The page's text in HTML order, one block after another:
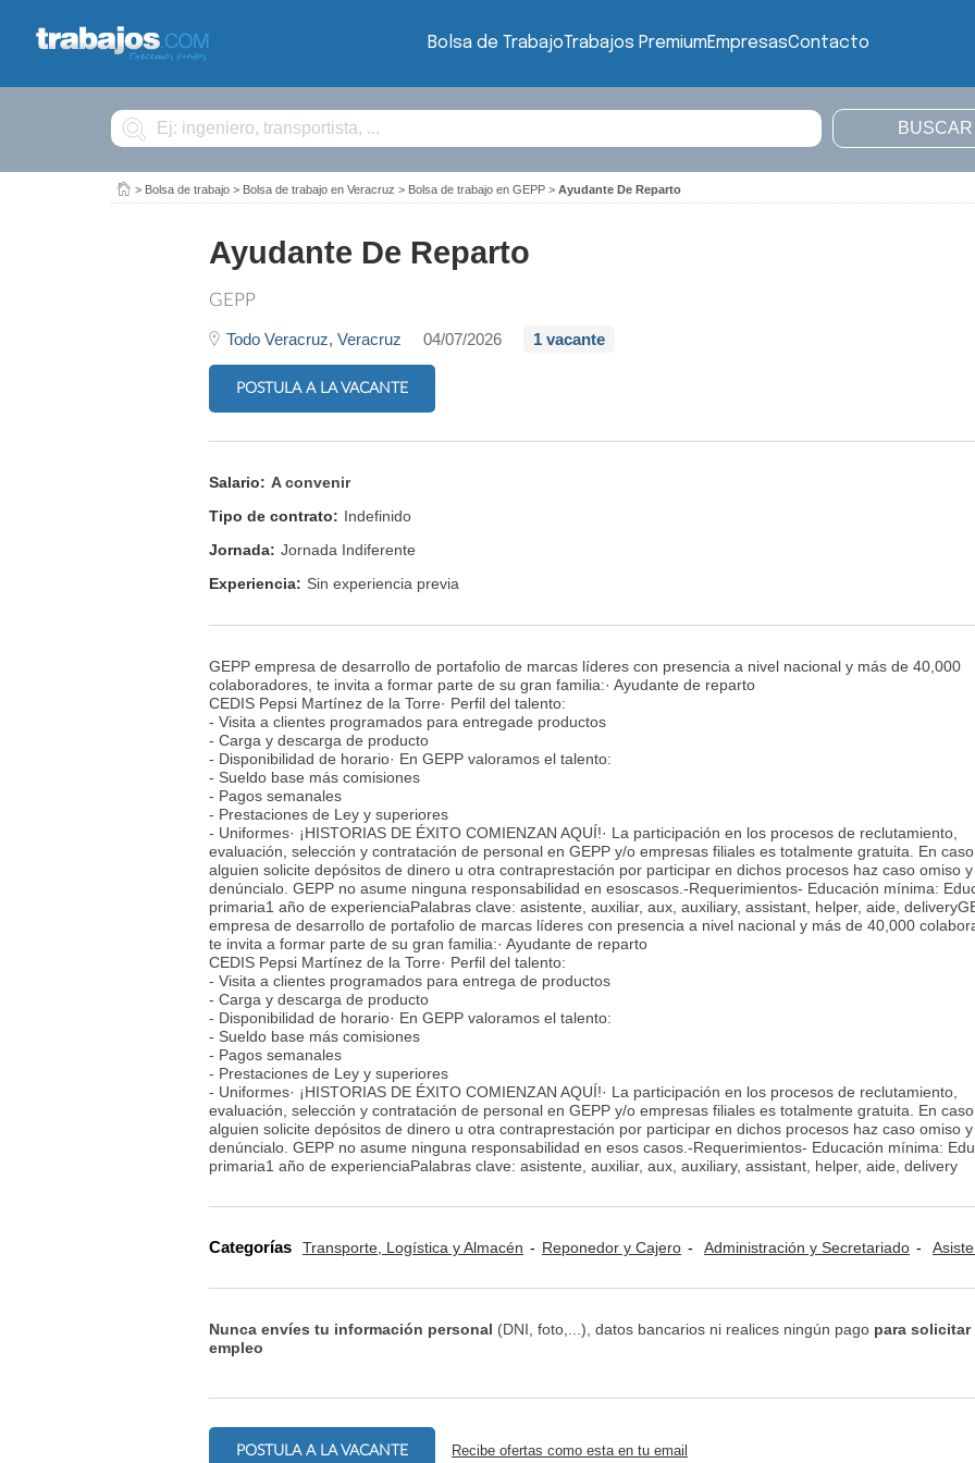
Bolsa de TrabajoTrabajos PremiumEmpresasContacto
Buscar
> Bolsa de trabajo > Bolsa de trabajo en Veracruz > Bolsa de trabajo en GEPP > Ayudante De Reparto
Ayudante De Reparto
GEPP
Todo Veracruz, Veracruz 04/07/2026 1 vacante
POSTULA A LA VACANTE
Salario: A convenir
Tipo de contrato: Indefinido
Jornada: Jornada Indiferente
Experiencia: Sin experiencia previa
GEPP empresa de desarrollo de portafolio de marcas líderes con presencia a nivel nacional y más de 40,000
colaboradores, te invita a formar parte de su gran familia:· Ayudante de reparto
CEDIS Pepsi Martínez de la Torre· Perfil del talento:
- Visita a clientes programados para entregade productos
- Carga y descarga de producto
- Disponibilidad de horario· En GEPP valoramos el talento:
- Sueldo base más comisiones
- Pagos semanales
- Prestaciones de Ley y superiores
- Uniformes· ¡HISTORIAS DE ÉXITO COMIENZAN AQUÍ!· La participación en los procesos de reclutamiento,
evaluación, selección y contratación de personal en GEPP y/o empresas filiales es totalmente gratuita. En
alguien solicite depósitos de dinero u otra contraprestación por participar en dichos procesos haz caso omiso y
denúncialo. GEPP no asume ninguna responsabilidad en esoscasos.-Requerimientos- Educación mínima:
primaria1 año de experienciaPalabras clave: asistente, auxiliar, aux, auxiliary, assistant, helper, aide,
empresa de desarrollo de portafolio de marcas líderes con presencia a nivel nacional y más de 40,000
te invita a formar parte de su gran familia:· Ayudante de reparto
CEDIS Pepsi Martínez de la Torre· Perfil del talento:
- Visita a clientes programados para entrega de productos
- Carga y descarga de producto
- Disponibilidad de horario· En GEPP valoramos el talento:
- Sueldo base más comisiones
- Pagos semanales
- Prestaciones de Ley y superiores
- Uniformes· ¡HISTORIAS DE ÉXITO COMIENZAN AQUÍ!· La participación en los procesos de reclutamiento,
evaluación, selección y contratación de personal en GEPP y/o empresas filiales es totalmente gratuita. En
alguien solicite depósitos de dinero u otra contraprestación por participar en dichos procesos haz caso omiso y
denúncialo. GEPP no asume ninguna responsabilidad en esos casos.-Requerimientos- Educación mínima:
primaria1 año de experienciaPalabras clave: asistente, auxiliar, aux, auxiliary, assistant, helper, aide, delivery
Categorías Transporte, Logística y Almacén Reponedor y Cajero Administración y Secretariado Asistente
Nunca envíes tu información personal (DNI, foto,...), datos bancarios ni realices ningún pago para solicitar
empleo
POSTULA A LA VACANTE Recibe ofertas como esta en tu email